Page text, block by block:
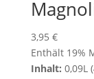
3,95 €
Enthält 19%
Inhalt: 0,09L (